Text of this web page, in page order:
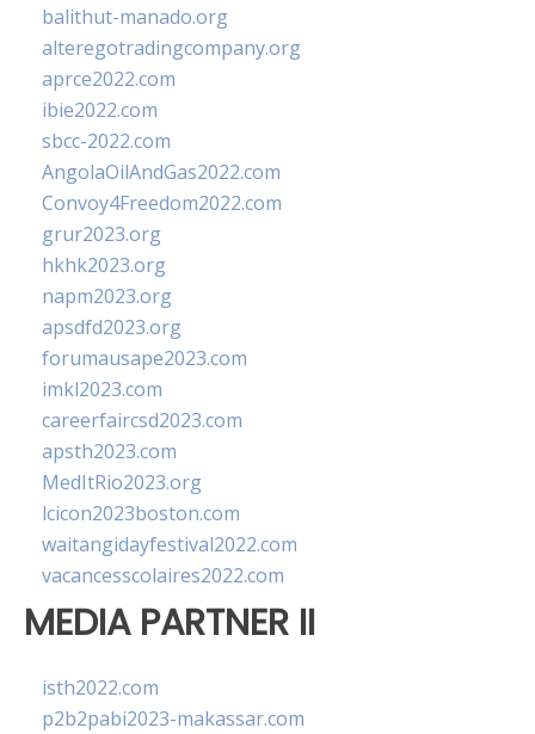
balithut-manado.org
alteregotradingcompany.org
aprce2022.com
ibie2022.com
sbcc-2022.com
AngolaOilAndGas2022.com
Convoy4Freedom2022.com
grur2023.org
hkhk2023.org
napm2023.org
apsdfd2023.org
forumausape2023.com
imkl2023.com
careerfaircsd2023.com
apsth2023.com
MedItRio2023.org
lcicon2023boston.com
waitangidayfestival2022.com
vacancesscolaires2022.com
MEDIA PARTNER II
isth2022.com
p2b2pabi2023-makassar.com